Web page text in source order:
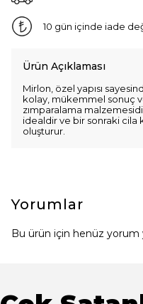
10 gün içinde iade
Ürün Açıklaması
Mirlon, özel yapısı
kolay, mükemmel sonuç
zımparalama
idealdir ve bir sonraki cila
oluşturur.
Yorumlar
Bu ürün için henüz yorum